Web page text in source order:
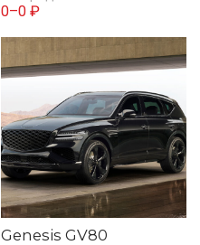
0–0 ₽
Genesis GV80